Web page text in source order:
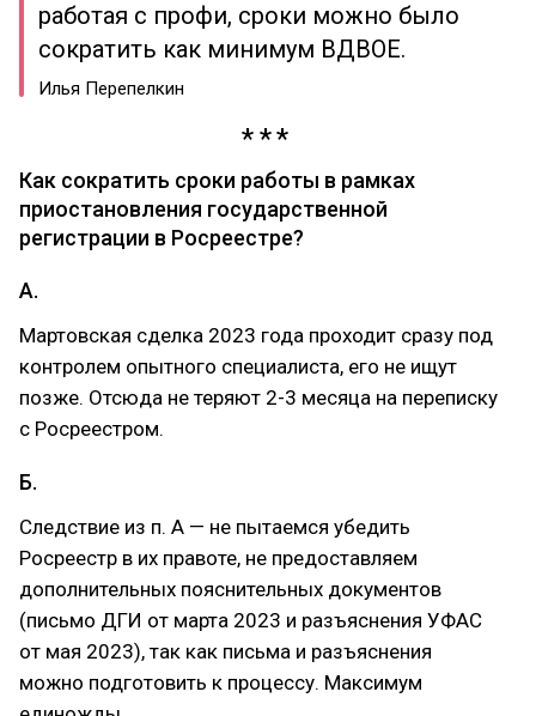
работая с профи, сроки можно было
сократить как минимум ВДВОЕ.
Илья Перепелкин
Как сократить сроки работы в рамках
приостановления государственной
регистрации в Росреестре?
А.
Мартовская сделка 2023 года проходит сразу под
контролем опытного специалиста, его не ищут
позже. Отсюда не теряют 2-3 месяца на переписку
с Росреестром.
Б.
Следствие из п. А — не пытаемся убедить
Росреестр в их правоте, не предоставляем
дополнительных пояснительных документов
(письмо ДГИ от марта 2023 и разъяснения УФАС
от мая 2023), так как письма и разъяснения
можно подготовить к процессу. Максимум